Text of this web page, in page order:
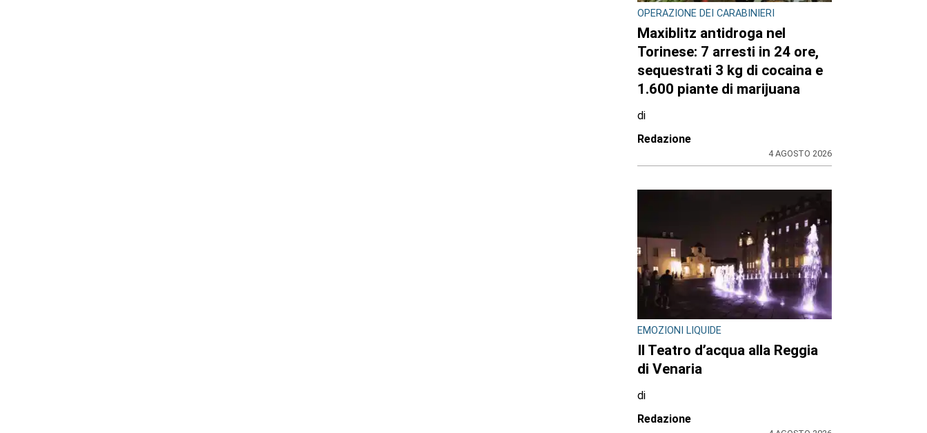
OPERAZIONE DEI CARABINIERI
Maxiblitz antidroga nel
Torinese: 7 arresti in 24 ore,
sequestrati 3 kg di cocaina e
1.600 piante di marijuana
di
Redazione
4 AGOSTO 2026
EMOZIONI LIQUIDE
Il Teatro d’acqua alla Reggia
di Venaria
di
Redazione